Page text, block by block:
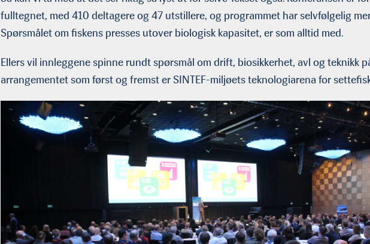
fulltegnet, med 410 deltagere og 47 utstillere, og programmet har selvfølgelig
Spørsmålet om fiskens presses utover biologisk kapasitet, er som alltid med.
Ellers vil innleggene spinne rundt spørsmål om drift, biosikkerhet, avl og teknikk
arrangementet som først og fremst er SINTEF-miljøets teknologiarena for